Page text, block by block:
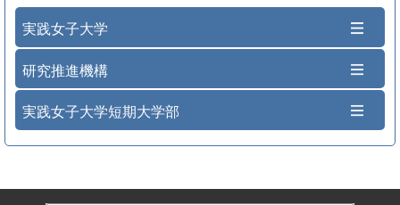
実践女子大学
研究推進機構
実践女子大学短期大学部